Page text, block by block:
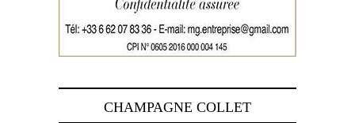
CHAMPAGNE COLLET